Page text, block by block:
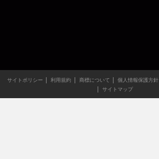
サイトポリシー 利用規約 商標について 個人情報保護方針
サイトマップ